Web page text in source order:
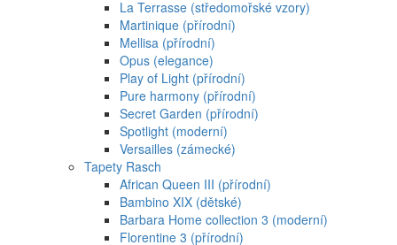
La Terrasse (středomořské vzory)
Martinique (přírodní)
Mellisa (přírodní)
Opus (elegance)
Play of Light (přírodní)
Pure harmony (přírodní)
Secret Garden (přírodní)
Spotlight (moderní)
Versailles (zámecké)
Tapety Rasch
African Queen III (přírodní)
Bambino XIX (dětské)
Barbara Home collection 3 (moderní)
Florentine 3 (přírodní)